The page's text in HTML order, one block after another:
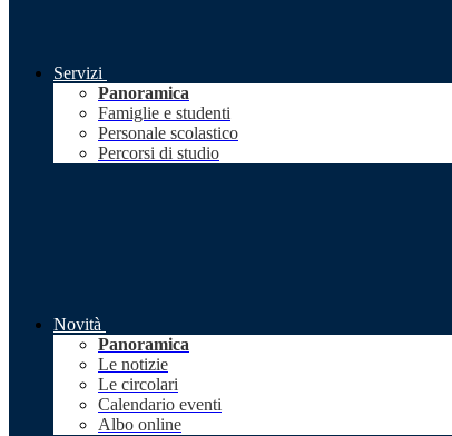
Servizi
Panoramica
Famiglie e studenti
Personale scolastico
Percorsi di studio
Novità
Panoramica
Le notizie
Le circolari
Calendario eventi
Albo online